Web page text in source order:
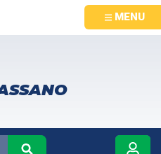
MENU